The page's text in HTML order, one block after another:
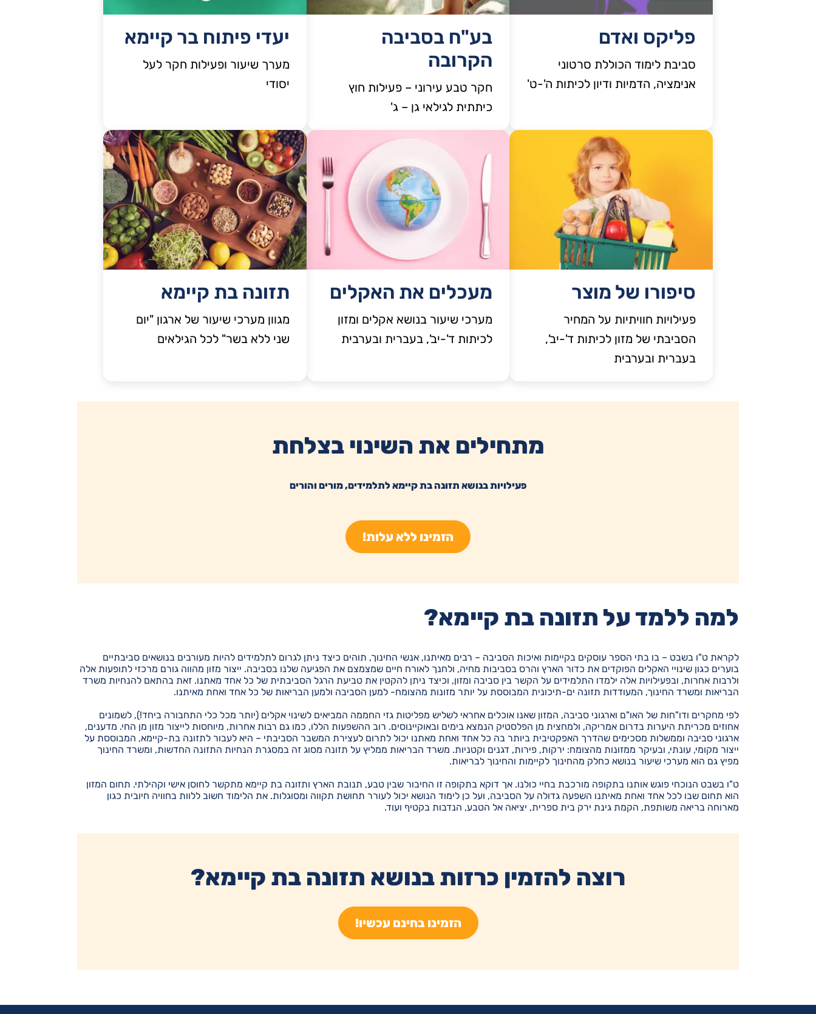
פליקס ואדם
סביבת לימוד הכוללת סרטוני
אנימציה, הדמיות ודיון לכיתות ה'-ט'
בע"ח בסביבה
הקרובה
חקר טבע עירוני – פעילות חוץ
כיתתית לגילאי גן – ג'
יעדי פיתוח בר קיימא
מערך שיעור ופעילות חקר לעל
יסודי
סיפורו של מוצר
פעילויות חוויתיות על המחיר
הסביבתי של מזון לכיתות ד'-יב',
בעברית ובערבית
מעכלים את האקלים
מערכי שיעור בנושא אקלים ומזון
לכיתות ד'-יב', בעברית ובערבית
תזונה בת קיימא
מגוון מערכי שיעור של ארגון "יום
שני ללא בשר" לכל הגילאים
מתחילים את השינוי בצלחת
פעילויות בנושא תזונה בת קיימא לתלמידים, מורים והורים
הזמינו ללא עלות!
למה ללמד על תזונה בת קיימא?
לקראת ט"ו בשבט – בו בתי הספר עוסקים בקיימות ואיכות הסביבה – רבים מאיתנו, אנשי החינוך, תוהים כיצד ניתן לגרום לתלמידים להיות מעורבים בנושאים סביבתיים
בוערים כגון שינויי האקלים הפוקדים את כדור הארץ והרס בסביבות מחיה, ולחנך לאורח חיים שמצמצם את הפגיעה שלנו בסביבה. ייצור מזון מהווה גורם מרכזי לתופעות אלה
ולרבות אחרות, ובפעילויות אלה ילמדו התלמידים על הקשר בין סביבה ומזון, וכיצד ניתן להקטין את טביעת הרגל הסביבתית של כל אחד מאתנו. זאת בהתאם להנחיות משרד
הבריאות ומשרד החינוך, המעודדות תזונה ים-תיכונית המבוססת על יותר מזונות מהצומח- למען הסביבה ולמען הבריאות של כל אחד ואחת מאיתנו.
לפי מחקרים ודו"חות של האו"ם וארגוני סביבה, המזון שאנו אוכלים אחראי לשליש מפליטות גזי החממה המביאים לשינוי אקלים (יותר מכל כלי התחבורה ביחד!), לשמונים
אחוזים מכריתת היערות בדרום אמריקה, ולמחצית מן הפלסטיק הנמצא בימים ובאוקיינוסים. רוב ההשפעות הללו, כמו גם רבות אחרות, מיוחסות לייצור מזון מן החי. מדענים,
ארגוני סביבה וממשלות מסכימים שהדרך האפקטיבית ביותר בה כל אחד ואחת מאתנו יכול לתרום לעצירת המשבר הסביבתי – היא לעבור לתזונה בת-קיימא, המבוססת על
ייצור מקומי, עונתי, ובעיקר ממזונות מהצומח: ירקות, פירות, דגנים וקטניות. משרד הבריאות ממליץ על תזונה מסוג זה במסגרת הנחיות התזונה החדשות, ומשרד החינוך
מפיץ גם הוא מערכי שיעור בנושא כחלק מהחינוך לקיימות והחינוך לבריאות.
ט"ו בשבט הנוכחי פוגש אותנו בתקופה מורכבת בחיי כולנו. אך דוקא בתקופה זו החיבור שבין טבע, תנובת הארץ ותזונה בת קיימא מתקשר לחוסן אישי וקהילתי. תחום המזון
הוא תחום שבו לכל אחד ואחת מאיתנו השפעה גדולה על הסביבה, ועל כן לימוד הנושא יכול לעורר תחושת תקווה ומסוגלות. את הלימוד חשוב ללוות בחוויה חיובית כגון
מארוחה בריאה משותפת, הקמת גינת ירק בית ספרית, יציאה אל הטבע, הנדבות בקטיף ועוד.
רוצה להזמין כרזות בנושא תזונה בת קיימא?
הזמינו בחינם עכשיו!